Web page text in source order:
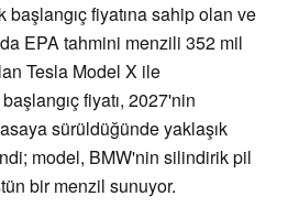
başlangıç fiyatına sahip olan ve
EPA tahmini menzili 352 mil
Tesla Model X ile
fiyatı, 2027'nin
sürüldüğünde yaklaşık
model, BMW'nin silindirik pil
bir menzil sunuyor.